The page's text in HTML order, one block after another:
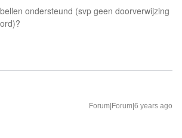
ondersteund (svp geen doorverwijzing
Forum|Forum|6 years ago